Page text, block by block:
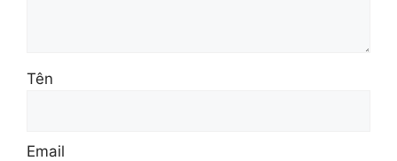
Tên
Email